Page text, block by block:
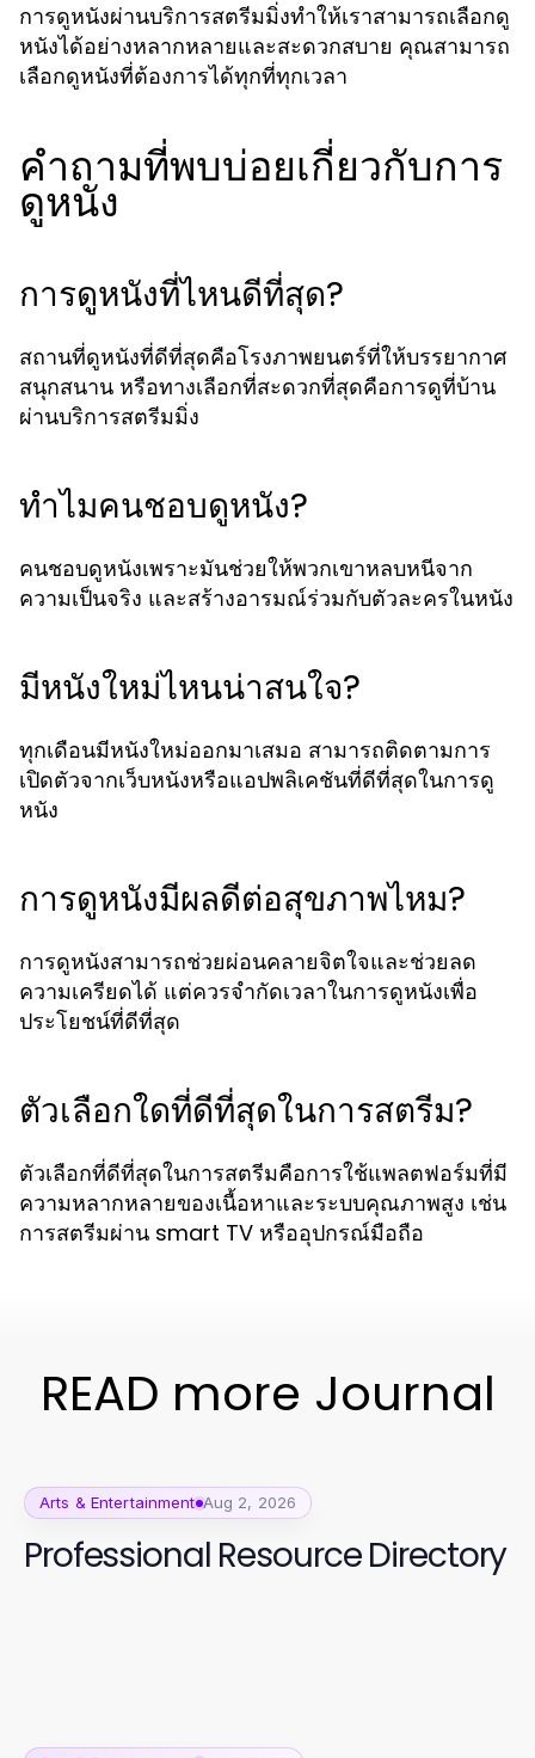
การดูหนังผ่านบริการสตรีมมิ่งทำให้เราสามารถเลือกดู
หนังได้อย่างหลากหลายและสะดวกสบาย คุณสามารถ
เลือกดูหนังที่ต้องการได้ทุกที่ทุกเวลา
คำถามที่พบบ่อยเกี่ยวกับการ
ดูหนัง
การดูหนังที่ไหนดีที่สุด?
สถานที่ดูหนังที่ดีที่สุดคือโรงภาพยนตร์ที่ให้บรรยากาศ
สนุกสนาน หรือทางเลือกที่สะดวกที่สุดคือการดูที่บ้าน
ผ่านบริการสตรีมมิ่ง
ทำไมคนชอบดูหนัง?
คนชอบดูหนังเพราะมันช่วยให้พวกเขาหลบหนีจาก
ความเป็นจริง และสร้างอารมณ์ร่วมกับตัวละครในหนัง
มีหนังใหม่ไหนน่าสนใจ?
ทุกเดือนมีหนังใหม่ออกมาเสมอ สามารถติดตามการ
เปิดตัวจากเว็บหนังหรือแอปพลิเคชันที่ดีที่สุดในการดู
หนัง
การดูหนังมีผลดีต่อสุขภาพไหม?
การดูหนังสามารถช่วยผ่อนคลายจิตใจและช่วยลด
ความเครียดได้ แต่ควรจำกัดเวลาในการดูหนังเพื่อ
ประโยชน์ที่ดีที่สุด
ตัวเลือกใดที่ดีที่สุดในการสตรีม?
ตัวเลือกที่ดีที่สุดในการสตรีมคือการใช้แพลตฟอร์มที่มี
ความหลากหลายของเนื้อหาและระบบคุณภาพสูง เช่น
การสตรีมผ่าน smart TV หรืออุปกรณ์มือถือ
READ more Journal
Arts & Entertainment Aug 2, 2026
Professional Resource Directory